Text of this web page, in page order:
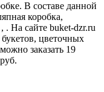
В составе данной
коробка,
. На сайте buket-dzr.ru
цветочных
заказать 19